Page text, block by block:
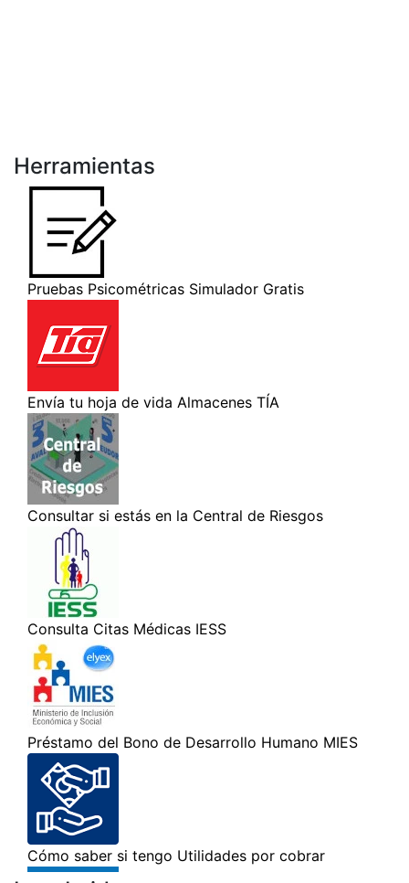
Herramientas